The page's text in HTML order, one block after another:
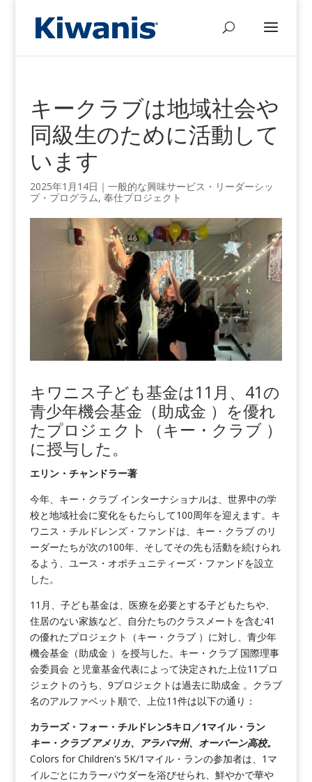
キークラブは地域社会や
同級生のために活動して
います
2025年1月14日 ｜ 一般的な興味サービス・リーダーシッ
プ・プログラム,奉仕プロジェクト
キワニス子ども基金は11月、41の
青少年機会基金（助成金 ）を優れ
たプロジェクト（キー・クラブ ）
に授与した。
エリン・チャンドラー著
今年、キー・クラブ インターナショナルは、世界中の学
校と地域社会に変化をもたらして100周年を迎えます。キ
ワニス・チルドレンズ・ファンドは、キー・クラブ のリ
ーダーたちが次の100年、そしてその先も活動を続けられ
るよう、ユース・オポチュニティーズ・ファンドを設立
した。
11月、子ども基金は、医療を必要とする子どもたちや、
住居のない家族など、自分たちのクラスメートを含む41
の優れたプロジェクト（キー・クラブ ）に対し、青少年
機会基金（助成金 ）を授与した。キー・クラブ 国際理事
会委員会 と児童基金代表によって決定された上位11プロ
ジェクトのうち、9プロジェクトは過去に助成金 。クラブ
名のアルファベット順で、上位11件は以下の通り：
カラーズ・フォー・チルドレン5キロ／1マイル・ラン
キー・クラブ アメリカ、アラバマ州、オーバーン高校。
Colors for Children's 5K/1マイル・ランの参加者は、1マ
イルごとにカラーパウダーを浴びせられ、鮮やかで華や